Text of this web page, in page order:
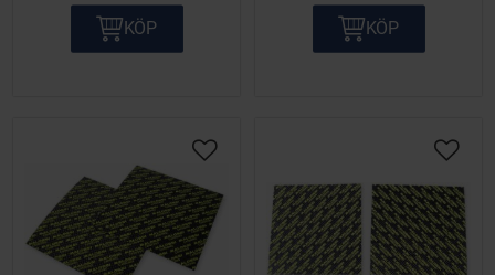
KÖP KÖP
Lägg till i önskelista Lägg